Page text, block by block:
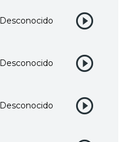
Desconocido
Desconocido
Desconocido